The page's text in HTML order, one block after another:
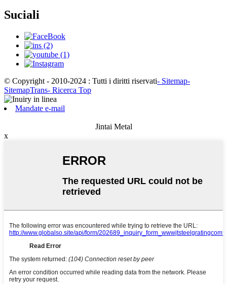
Suciali
© Copyright - 2010-2024 : Tutti i diritti riservati- Sitemap-
SitemapTrans- Ricerca Top
Mandate e-mail
Jintai Metal
x